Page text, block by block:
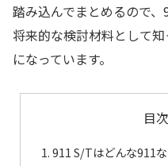
踏み込んでまとめるので、
将来的な検討材料として
になっています。
目次
911 S/Tはどんな911